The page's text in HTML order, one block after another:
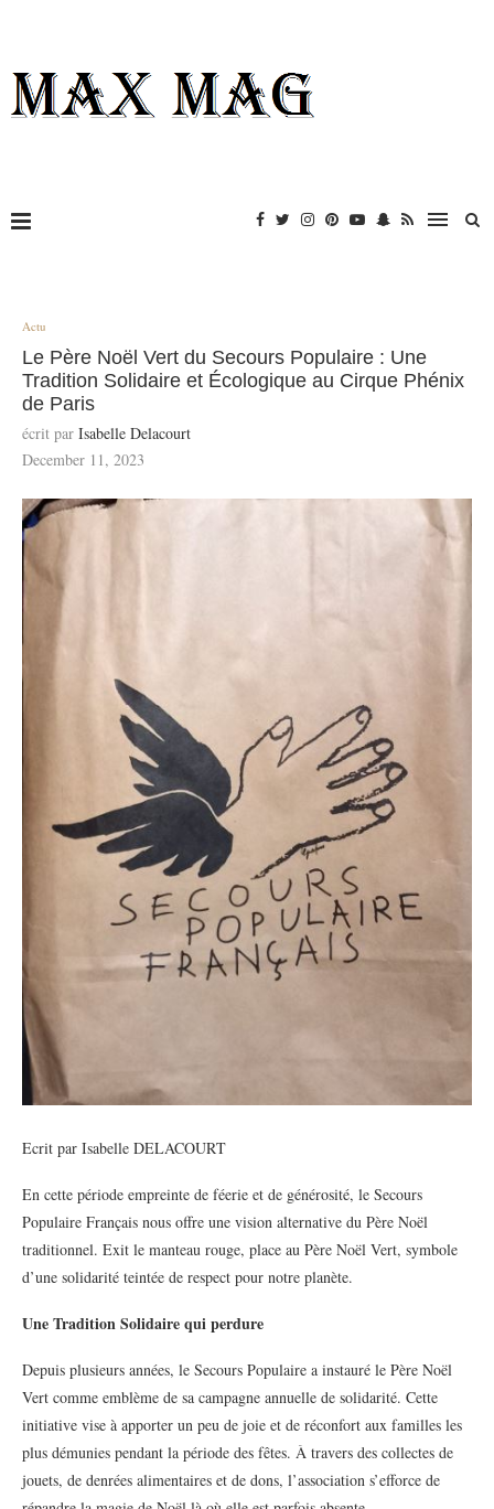
Actu
Le Père Noël Vert du Secours Populaire : Une
Tradition Solidaire et Écologique au Cirque Phénix
de Paris
écrit par Isabelle Delacourt
December 11, 2023
Ecrit par Isabelle DELACOURT
En cette période empreinte de féerie et de générosité, le Secours
Populaire Français nous offre une vision alternative du Père Noël
traditionnel. Exit le manteau rouge, place au Père Noël Vert, symbole
d’une solidarité teintée de respect pour notre planète.
Une Tradition Solidaire qui perdure
Depuis plusieurs années, le Secours Populaire a instauré le Père Noël
Vert comme emblème de sa campagne annuelle de solidarité. Cette
initiative vise à apporter un peu de joie et de réconfort aux familles les
plus démunies pendant la période des fêtes. À travers des collectes de
jouets, de denrées alimentaires et de dons, l’association s’efforce de